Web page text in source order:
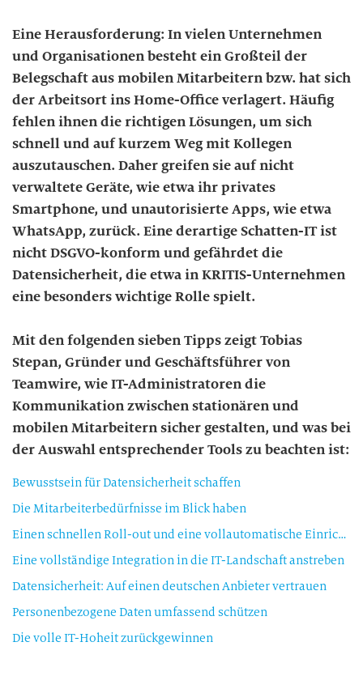
Eine Herausforderung: In vielen Unternehmen
und Organisationen besteht ein Großteil der
Belegschaft aus mobilen Mitarbeitern bzw. hat sich
der Arbeitsort ins Home-Office verlagert. Häufig
fehlen ihnen die richtigen Lösungen, um sich
schnell und auf kurzem Weg mit Kollegen
auszutauschen. Daher greifen sie auf nicht
verwaltete Geräte, wie etwa ihr privates
Smartphone, und unautorisierte Apps, wie etwa
WhatsApp, zurück. Eine derartige Schatten-IT ist
nicht DSGVO-konform und gefährdet die
Datensicherheit, die etwa in KRITIS-Unternehmen
eine besonders wichtige Rolle spielt.
Mit den folgenden sieben Tipps zeigt Tobias
Stepan, Gründer und Geschäftsführer von
Teamwire, wie IT-Administratoren die
Kommunikation zwischen stationären und
mobilen Mitarbeitern sicher gestalten, und was bei
der Auswahl entsprechender Tools zu beachten ist:
Bewusstsein für Datensicherheit schaffen
Die Mitarbeiterbedürfnisse im Blick haben
Einen schnellen Roll-out und eine vollautomatische Einrichtung priorisieren
Eine vollständige Integration in die IT-Landschaft anstreben
Datensicherheit: Auf einen deutschen Anbieter vertrauen
Personenbezogene Daten umfassend schützen
Die volle IT-Hoheit zurückgewinnen